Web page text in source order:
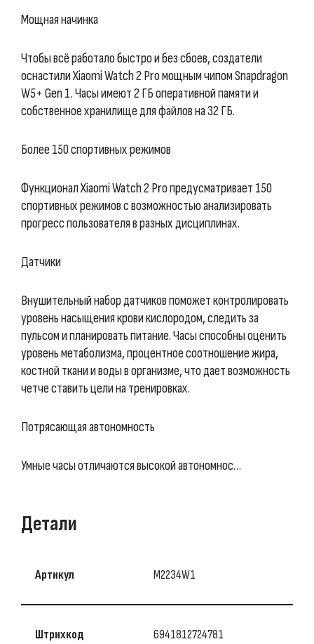
Мощная начинка
Чтобы всё работало быстро и без сбоев, создатели
оснастили Xiaomi Watch 2 Pro мощным чипом Snapdragon
W5+ Gen 1. Часы имеют 2 ГБ оперативной памяти и
собственное хранилище для файлов на 32 ГБ.
Более 150 спортивных режимов
Функционал Xiaomi Watch 2 Pro предусматривает 150
спортивных режимов с возможностью анализировать
прогресс пользователя в разных дисциплинах.
Датчики
Внушительный набор датчиков поможет контролировать
уровень насыщения крови кислородом, следить за
пульсом и планировать питание. Часы способны оценить
уровень метаболизма, процентное соотношение жира,
костной ткани и воды в организме, что дает возможность
четче ставить цели на тренировках.
Потрясающая автономность
Умные часы отличаются высокой автономнос…
Детали
Артикул M2234W1
Штрихкод 6941812724781